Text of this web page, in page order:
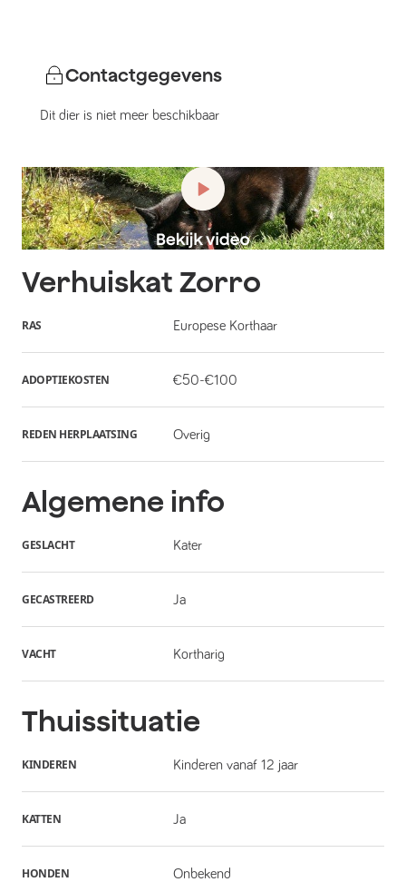
Contactgegevens
Dit dier is niet meer beschikbaar
Verhuiskat Zorro
RAS Europese Korthaar
ADOPTIEKOSTEN €50-€100
REDEN HERPLAATSING Overig
Algemene info
GESLACHT Kater
GECASTREERD Ja
VACHT Kortharig
Thuissituatie
KINDEREN Kinderen vanaf 12 jaar
KATTEN Ja
HONDEN Onbekend